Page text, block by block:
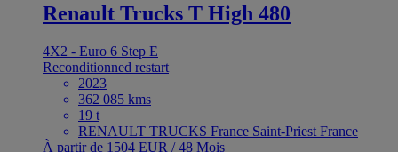
Renault Trucks T High 480
4X2 - Euro 6 Step E
Reconditionned restart
2023
362 085 kms
19 t
RENAULT TRUCKS France Saint-Priest France
À partir de 1504 EUR / 48 Mois